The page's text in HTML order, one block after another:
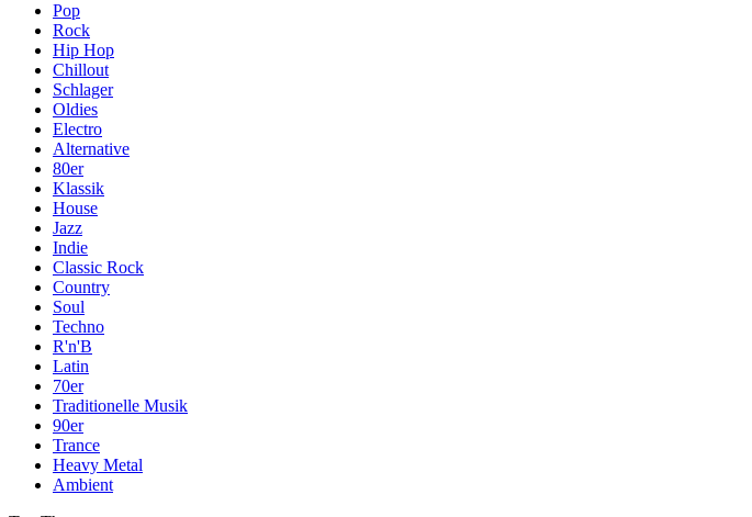
Pop
Rock
Hip Hop
Chillout
Schlager
Oldies
Electro
Alternative
80er
Klassik
House
Jazz
Indie
Classic Rock
Country
Soul
Techno
R'n'B
Latin
70er
Traditionelle Musik
90er
Trance
Heavy Metal
Ambient